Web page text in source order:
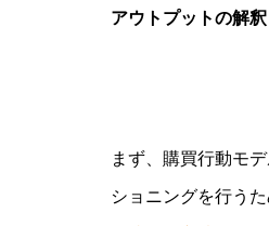
アウトプットの解釈
まず、購買行動モ
ショニングを行う